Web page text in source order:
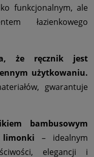
funkcjonalnym, ale
łazienkowego
że ręcznik jest
użytkowaniu.
gwarantuje
bambusowym
– idealnym
elegancji i